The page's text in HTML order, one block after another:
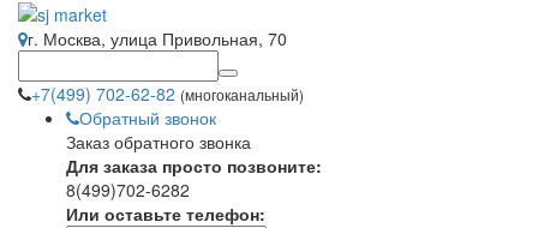
г. Москва, улица Привольная, 70
+7(499) 702-62-82 (многоканальный)
Обратный звонок
Заказ обратного звонка
Для заказа просто позвоните:
8(499)702-6282
Или оставьте телефон: